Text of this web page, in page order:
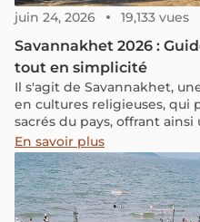
juin 24, 2026 19,133 vues
Savannakhet 2026 :
tout en simplicité
Il s'agit de Savannakhet,
en cultures religieuses, qui
sacrés du pays, offrant
dans le passé. Mais ce n'est
également de magnifiques
En savoir plus